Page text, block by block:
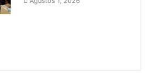
iş
sendika. org
tutumunu
yayınlıyoruz: